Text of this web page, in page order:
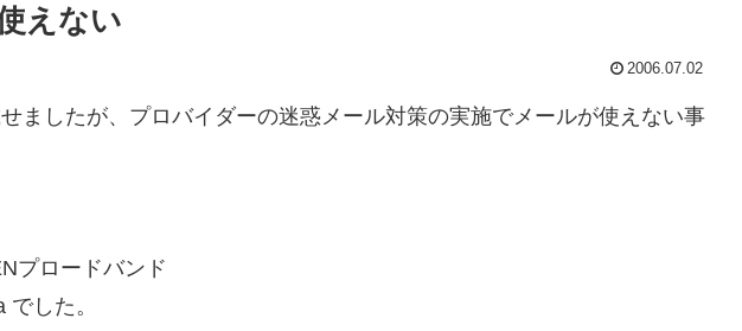
えない
2006.07.02
ましたが、プロバイダーの迷惑メール対策の実施でメールが使えない事
プロードバンド
した。